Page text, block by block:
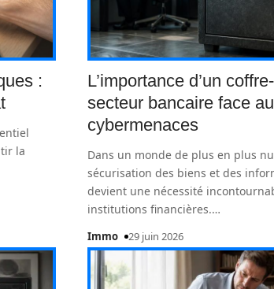
:
la
L’importance d’un
secteur bancaire face
cybermenaces
Dans un monde de plus en plus
sécurisation des biens et des
devient une nécessité
institutions financières.…
Immo 29 juin 2026